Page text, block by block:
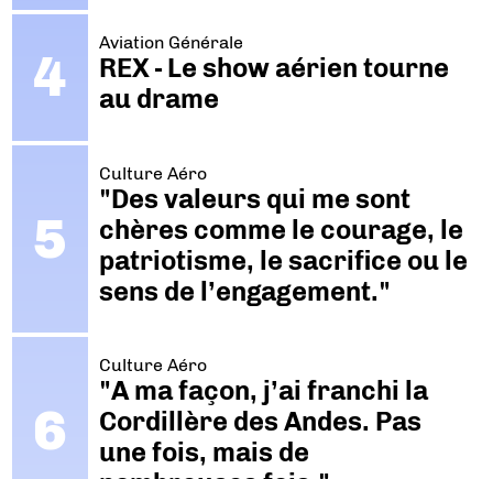
Aviation Générale
REX - Le show aérien tourne
au drame
Culture Aéro
"Des valeurs qui me sont
chères comme le courage, le
patriotisme, le sacrifice ou le
sens de l’engagement."
Culture Aéro
"A ma façon, j’ai franchi la
Cordillère des Andes. Pas
une fois, mais de